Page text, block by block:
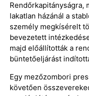
Rendőrkapitányságra,
lakatlan házánál a
személy megkísérelt
bevezetett
majd előállították a
büntetőeljárást
Egy mezőzombori
követően